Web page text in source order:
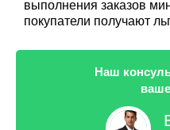
выполнения заказов
покупатели получают
Наш